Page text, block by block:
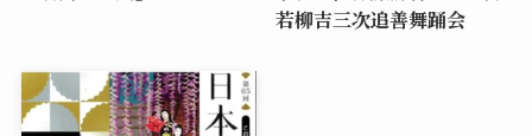
若柳吉三次追善舞踊会